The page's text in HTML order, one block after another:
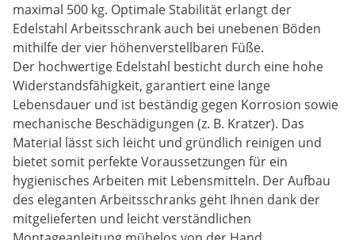
maximal 500 kg. Optimale Stabilität erlangt der
Edelstahl Arbeitsschrank auch bei unebenen Böden
mithilfe der vier höhenverstellbaren Füße.
Der hochwertige Edelstahl besticht durch eine hohe
Widerstandsfähigkeit, garantiert eine lange
Lebensdauer und ist beständig gegen Korrosion sowie
mechanische Beschädigungen (z. B. Kratzer). Das
Material lässt sich leicht und gründlich reinigen und
bietet somit perfekte Voraussetzungen für ein
hygienisches Arbeiten mit Lebensmitteln. Der Aufbau
des eleganten Arbeitsschranks geht Ihnen dank der
mitgelieferten und leicht verständlichen